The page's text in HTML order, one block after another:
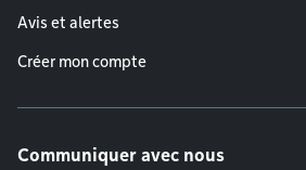
Avis et alertes
Créer mon compte
Communiquer avec nous